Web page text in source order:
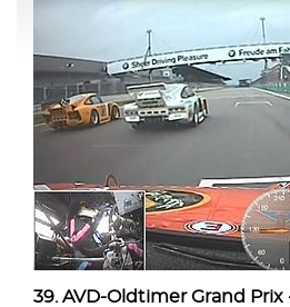
39. AVD-Oldtimer Grand